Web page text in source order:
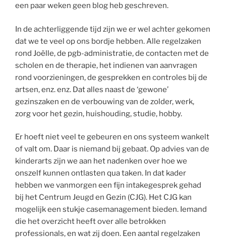
een paar weken geen blog heb geschreven.
In de achterliggende tijd zijn we er wel achter gekomen
dat we te veel op ons bordje hebben. Alle regelzaken
rond Joëlle, de pgb-administratie, de contacten met de
scholen en de therapie, het indienen van aanvragen
rond voorzieningen, de gesprekken en controles bij de
artsen, enz. enz. Dat alles naast de ‘gewone’
gezinszaken en de verbouwing van de zolder, werk,
zorg voor het gezin, huishouding, studie, hobby.
Er hoeft niet veel te gebeuren en ons systeem wankelt
of valt om. Daar is niemand bij gebaat. Op advies van de
kinderarts zijn we aan het nadenken over hoe we
onszelf kunnen ontlasten qua taken. In dat kader
hebben we vanmorgen een fijn intakegesprek gehad
bij het Centrum Jeugd en Gezin (CJG). Het CJG kan
mogelijk een stukje casemanagement bieden. Iemand
die het overzicht heeft over alle betrokken
professionals, en wat zij doen. Een aantal regelzaken